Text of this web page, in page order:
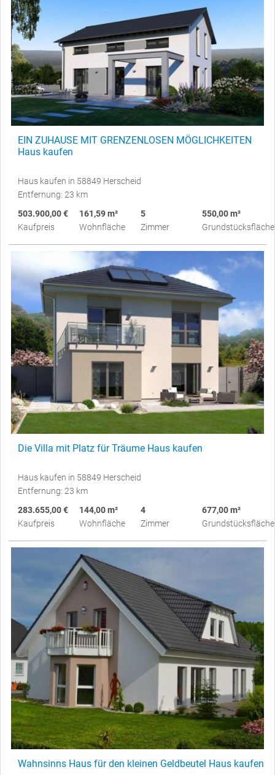
EIN ZUHAUSE MIT GRENZENLOSEN MÖGLICHKEITEN
Haus kaufen
Haus kaufen in 58849 Herscheid
Entfernung: 23 km
503.900,00 €
Kaufpreis
161,59 m²
Wohnfläche
5
Zimmer
550,00 m²
Grundstücksfläche
Die Villa mit Platz für Träume Haus kaufen
Haus kaufen in 58849 Herscheid
Entfernung: 23 km
283.655,00 €
Kaufpreis
144,00 m²
Wohnfläche
4
Zimmer
677,00 m²
Grundstücksfläche
Wahnsinns Haus für den kleinen Geldbeutel Haus kaufen